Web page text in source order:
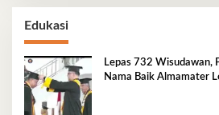
Edukasi
Lepas 732 Wisudawan,
Nama Baik Almamater